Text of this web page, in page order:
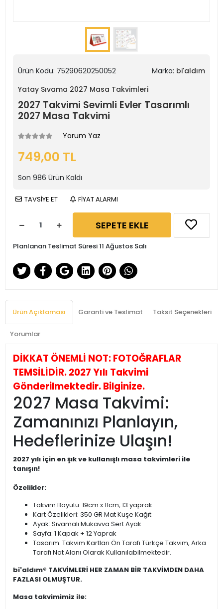
Ürün Kodu: 75290620250052 Marka: bi'aldım
Yatay Sıvama 2027 Masa Takvimleri
2027 Takvimi Sevimli Evler Tasarımlı
2027 Masa Takvimi
Yorum Yaz
749,00 TL
Son 986 Ürün Kaldı
TAVSİYE ET FİYAT ALARMI
SEPETE EKLE
Planlanan Teslimat Süresi 11 Ağustos Salı
Ürün Açıklaması Garanti ve Teslimat Taksit Seçenekleri
Yorumlar
DİKKAT ÖNEMLİ NOT: FOTOĞRAFLAR
TEMSİLİDİR. 2027 Yılı Takvimi
Gönderilmektedir. Bilginize.
2027 Masa Takvimi:
Zamanınızı Planlayın,
Hedeflerinize Ulaşın!
2027 yılı için en şık ve kullanışlı masa takvimleri ile
tanışın!
Özelikler:
Takvim Boyutu: 19cm x 11cm, 13 yaprak
Kart Özelikleri: 350 GR Mat Kuşe Kağıt
Ayak: Sıvamalı Mukavva Sert Ayak
Sayfa: 1 Kapak + 12 Yaprak
Tasarım: Takvim Kartları Ön Tarafı Türkçe Takvim, Arka
Tarafı Not Alanı Olarak Kullanılabilmektedir.
bi'aldım® TAKVİMLERİ HER ZAMAN BİR TAKVİMDEN DAHA
FAZLASI OLMUŞTUR.
Masa takvimimiz ile: